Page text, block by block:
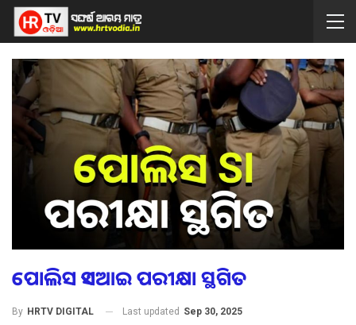
ପୋଲିସ ଏସଆଇ ପରୀକ୍ଷା ସ୍ଥଗିତ
By HRTV DIGITAL Last updated Sep 30, 2025